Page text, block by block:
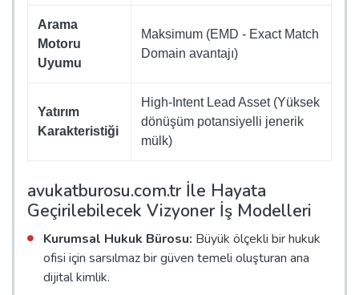
Arama
Motoru
Uyumu
Maksimum (EMD - Exact Match
Domain avantajı)
Yatırım
Karakteristiği
High-Intent Lead Asset (Yüksek
dönüşüm potansiyelli jenerik
mülk)
avukatburosu.com.tr İle Hayata
Geçirilebilecek Vizyoner İş Modelleri
Kurumsal Hukuk Bürosu: Büyük ölçekli bir hukuk
ofisi için sarsılmaz bir güven temeli oluşturan ana
dijital kimlik.